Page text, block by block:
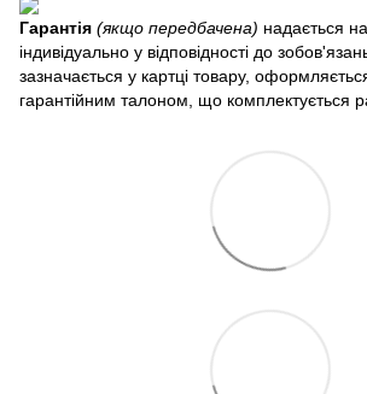
Гарантія (якщо передбачена) надається
індивідуально у відповідності до
зазначається у картці товару,
гарантійним талоном, що комплектується